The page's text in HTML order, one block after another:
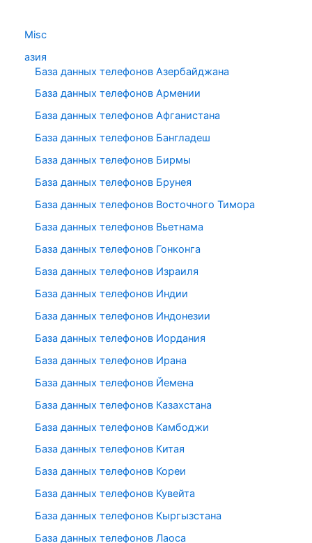
Misc
азия
База данных телефонов Азербайджана
База данных телефонов Армении
База данных телефонов Афганистана
База данных телефонов Бангладеш
База данных телефонов Бирмы
База данных телефонов Брунея
База данных телефонов Восточного Тимора
База данных телефонов Вьетнама
База данных телефонов Гонконга
База данных телефонов Израиля
База данных телефонов Индии
База данных телефонов Индонезии
База данных телефонов Иордания
База данных телефонов Ирана
База данных телефонов Йемена
База данных телефонов Казахстана
База данных телефонов Камбоджи
База данных телефонов Китая
База данных телефонов Кореи
База данных телефонов Кувейта
База данных телефонов Кыргызстана
База данных телефонов Лаоса